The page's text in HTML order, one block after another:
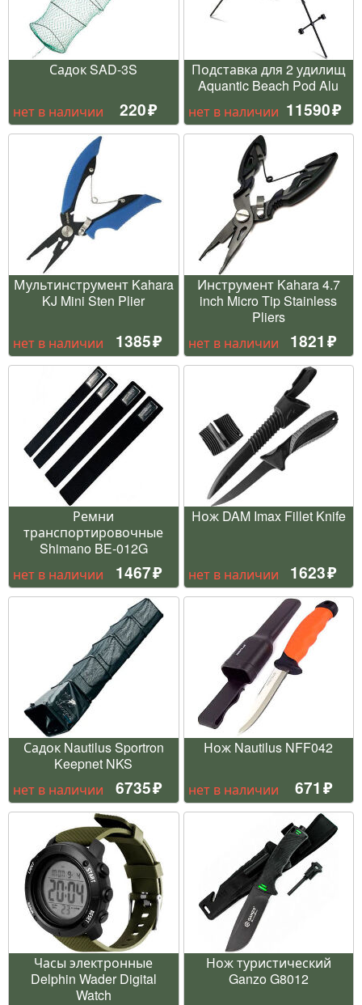
Садок SAD-3S
нет в наличии 220
Подставка для 2 удилищ
Aquantic Beach Pod Alu
нет в наличии 11590
Мультинструмент Kahara
KJ Mini Sten Plier
нет в наличии 1385
Инструмент Kahara 4.7
inch Micro Tip Stainless
Pliers
нет в наличии
1821
Ремни
транспортировочные
Shimano BE-012G
нет в наличии
1467
Нож DAM Imax Fillet Knife
нет в наличии 1623
Садок Nautilus Sportron
Keepnet NKS
нет в наличии
6735
Нож Nautilus NFF042
нет в наличии 671
Часы электронные
Delphin Wader Digital
Watch
Нож туристический
Ganzo G8012